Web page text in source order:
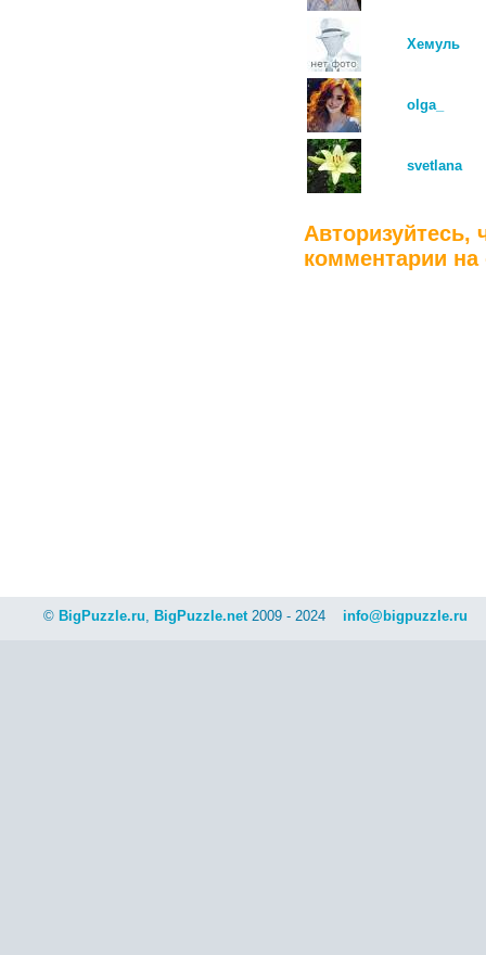
Хемуль
olga_
svetlana
Авторизуйтесь,
комментарии на
© BigPuzzle.ru, BigPuzzle.net2009 - 2024 info@bigpuzzle.ru